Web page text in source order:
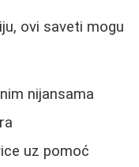
ovi saveti mogu
nijansama
uz pomoć